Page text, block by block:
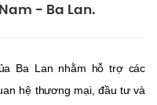
- Ba Lan.
Ba Lan nhằm hỗ trợ các
hệ thương mại, đầu tư và